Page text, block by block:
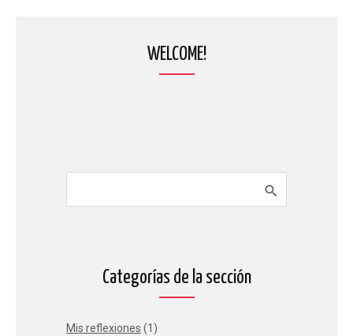
WELCOME!
Categorías de la sección
Mis reflexiones (1)